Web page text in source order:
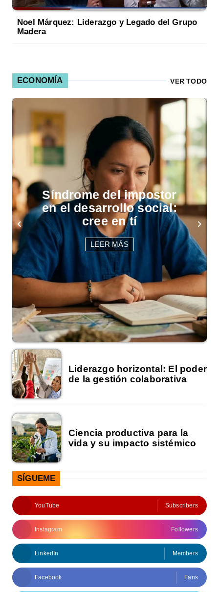
Noel Márquez: Liderazgo y Legado del Grupo
Madera
ECONOMÍA VER TODO
Capital intelectual en
las universidades y su
impacto social
LEER MÁS
Liderazgo horizontal: El poder
de la gestión colaborativa
Ciencia productiva para la
vida y su impacto sistémico
SÍGUEME
YouTube Subscribers
Instagram Followers
LinkedIn Members
Facebook Fans